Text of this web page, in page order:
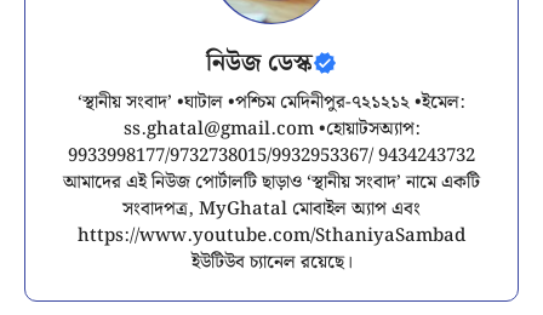
নিউজ ডেস্ক
‘স্থানীয় সংবাদ’ •ঘাটাল •পশ্চিম মেদিনীপুর-৭২১২১২ •ইমেল:
ss.ghatal@gmail.com•হোয়াটসঅ্যাপ:
9933998177/9732738015/9932953367/ 9434243732
আমাদের এই নিউজ পোর্টালটি ছাড়াও ‘স্থানীয় সংবাদ’ নামে একটি
সংবাদপত্র, MyGhatal মোবাইল অ্যাপ এবং
https://www.youtube.com/SthaniyaSambad
ইউটিউব চ্যানেল রয়েছে।